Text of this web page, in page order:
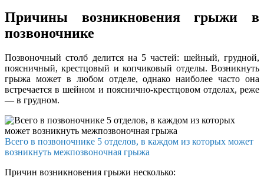
Причины возникновения грыжи в
позвоночнике
Позвоночный столб делится на 5 частей: шейный, грудной,
поясничный, крестцовый и копчиковый отделы. Возникнуть
грыжа может в любом отделе, однако наиболее часто она
встречается в шейном и пояснично-крестцовом отделах, реже
— в грудном.
Всего в позвоночнике 5 отделов, в каждом из которых может
возникнуть межпозвоночная грыжа
Причин возникновения грыжи несколько: